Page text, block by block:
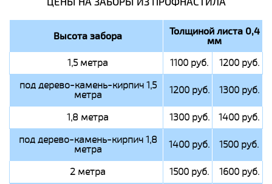
Высота забора Толщиной листа 0,4
мм
1,5 метра 1100 руб.
1200 руб.
под дерево-камень-кирпич 1,5
метра 1200 руб. 1300 руб.
1,8 метра 1300 руб.
1400 руб.
под дерево-камень-кирпич 1,8
метра 1400 руб. 1500 руб.
2 метра 1500 руб. 1600 руб.